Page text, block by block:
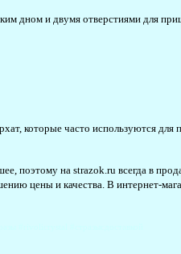
дном и двумя отверстиями для
которые часто используются
поэтому на strazok.ru всегда в
цены и качества. В интернет-